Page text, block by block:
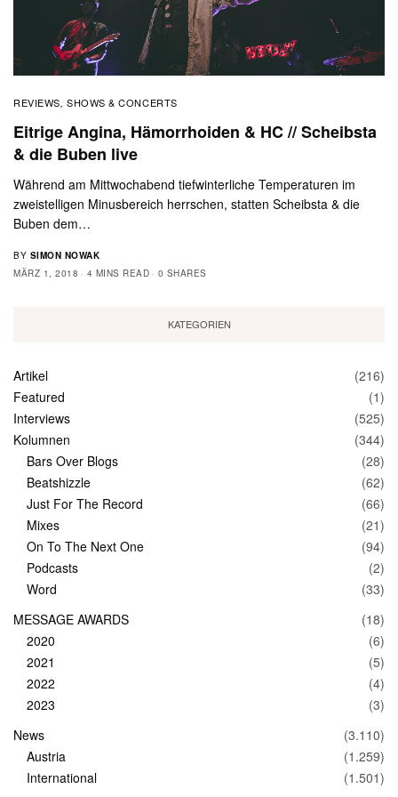
REVIEWS, SHOWS & CONCERTS
Eitrige Angina, Hämorrhoiden & HC // Scheibsta
& die Buben live
Während am Mittwochabend tiefwinterliche Temperaturen im
zweistelligen Minusbereich herrschen, statten Scheibsta & die
Buben dem…
BY SIMON NOWAK
MÄRZ 1, 2018
4 MINS READ 0 SHARES
KATEGORIEN
Artikel
(216)
Featured
(1)
Interviews
(525)
Kolumnen
(344)
Bars Over Blogs
(28)
Beatshizzle
(62)
Just For The Record
(66)
Mixes
(21)
On To The Next One
(94)
Podcasts
(2)
Word
(33)
MESSAGE AWARDS
(18)
2020
(6)
2021
(5)
2022
(4)
2023
(3)
News
(3.110)
Austria
(1.259)
International
(1.501)